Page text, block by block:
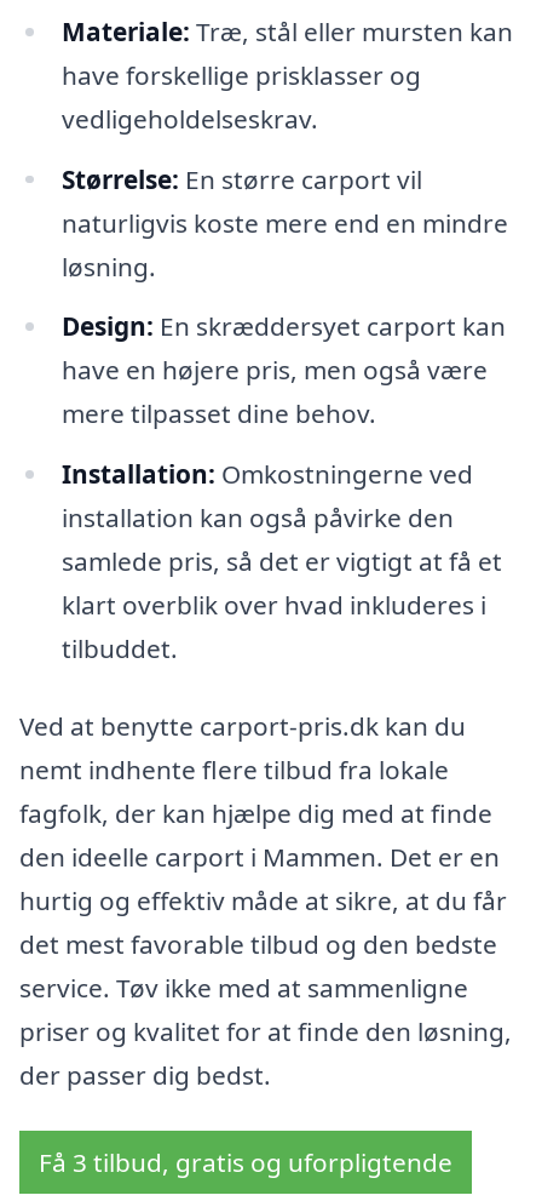
Materiale: Træ, stål eller mursten kan
have forskellige prisklasser og
vedligeholdelseskrav.
Størrelse: En større carport vil
naturligvis koste mere end en mindre
løsning.
Design: En skræddersyet carport kan
have en højere pris, men også være
mere tilpasset dine behov.
Installation: Omkostningerne ved
installation kan også påvirke den
samlede pris, så det er vigtigt at få et
klart overblik over hvad inkluderes i
tilbuddet.
Ved at benytte carport-pris.dk kan du
nemt indhente flere tilbud fra lokale
fagfolk, der kan hjælpe dig med at finde
den ideelle carport i Mammen. Det er en
hurtig og effektiv måde at sikre, at du får
det mest favorable tilbud og den bedste
service. Tøv ikke med at sammenligne
priser og kvalitet for at finde den løsning,
der passer dig bedst.
Få 3 tilbud, gratis og uforpligtende